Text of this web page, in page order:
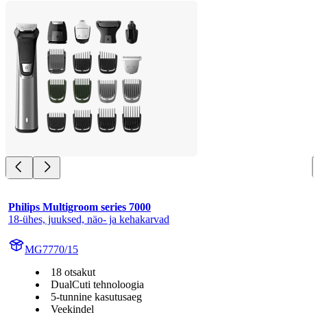
Philips Multigroom series 7000
18-ühes, juuksed, näo- ja kehakarvad
MG7770/15
18 otsakut
DualCuti tehnoloogia
5-tunnine kasutusaeg
Veekindel